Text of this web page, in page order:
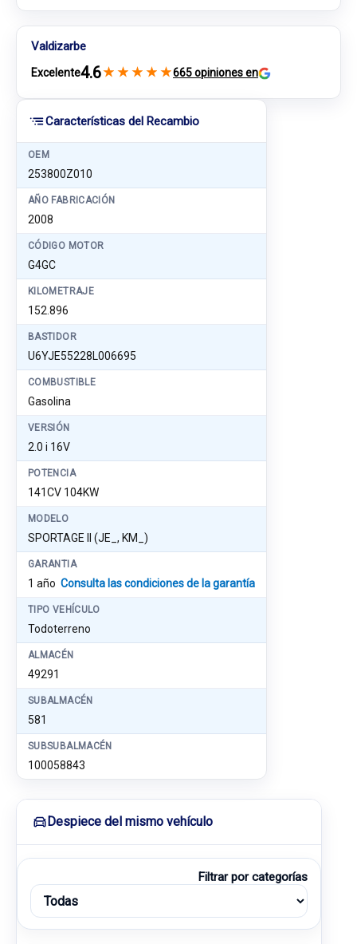
Características del Recambio
OEM
253800Z010
AÑO FABRICACIÓN
2008
CÓDIGO MOTOR
G4GC
KILOMETRAJE
152.896
BASTIDOR
U6YJE55228L006695
COMBUSTIBLE
Gasolina
VERSIÓN
2.0 i 16V
POTENCIA
141CV 104KW
MODELO
SPORTAGE II (JE_, KM_)
GARANTIA
1 año Consulta las condiciones de la garantía
TIPO VEHÍCULO
Todoterreno
ALMACÉN
49291
SUBALMACÉN
581
SUBSUBALMACÉN
100058843
Valdizarbe
Excelente4.6★ ★ ★ ★ ★665 opiniones en
Despiece del mismo vehículo
Filtrar por categorías